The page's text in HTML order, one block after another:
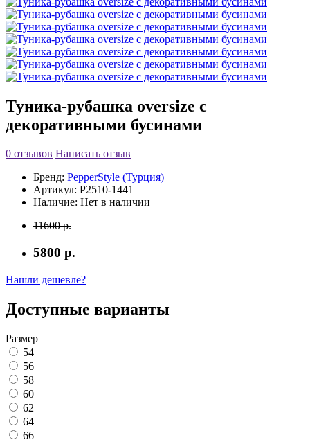
Туника-рубашка oversize с
декоративными бусинами
0 отзывов Написать отзыв
Бренд: PepperStyle (Турция)
Артикул: P2510-1441
Наличие: Нет в наличии
11600 р.
5800 р.
Нашли дешевле?
Доступные варианты
Размер
54
56
58
60
62
64
66